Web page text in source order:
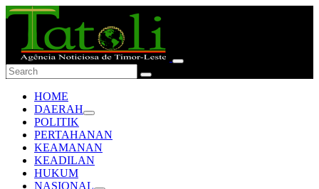
HOME
DAERAH
POLITIK
PERTAHANAN
KEAMANAN
KEADILAN
HUKUM
NASIONAL